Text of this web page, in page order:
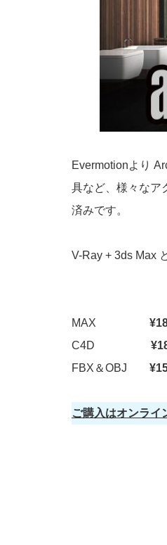
Evermotionより
具など、様々なア
済みです。
V-Ray + 3ds Max
MAX ¥18,150
C4D
FBX＆OBJ
ご購入はオンライ